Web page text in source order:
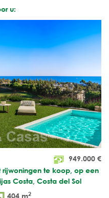
u:
949.000 €
te koop, op een
Costa, Costa del Sol
404 m2